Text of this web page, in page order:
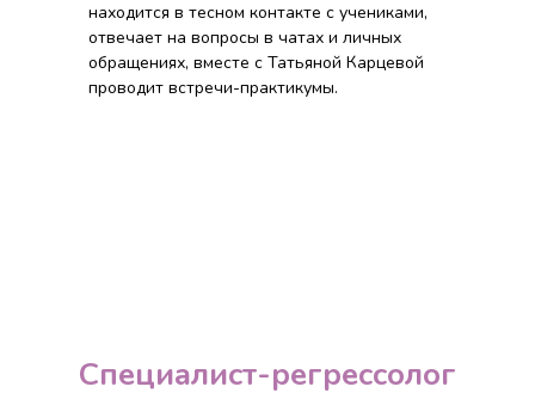
находится в тесном контакте с учениками,
отвечает на вопросы в чатах и личных
обращениях, вместе с Татьяной Карцевой
проводит встречи-практикумы.
Специалист-регрессолог